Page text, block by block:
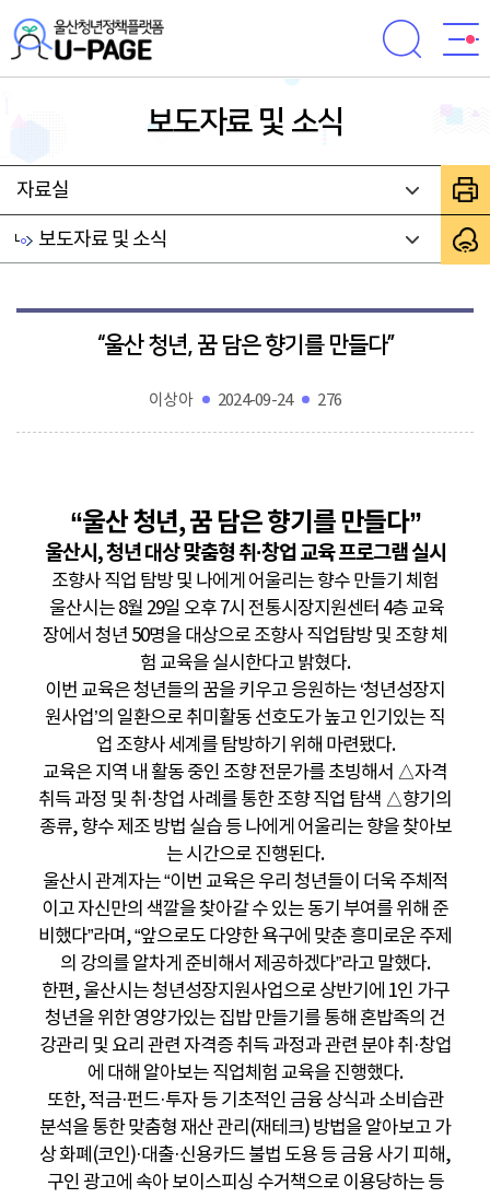
보도자료 및 소식
자료실
보도자료 및 소식
“울산 청년, 꿈 담은 향기를 만들다”
이상아 2024-09-24 276
“울산 청년, 꿈 담은 향기를 만들다”
울산시, 청년 대상 맞춤형 취·창업 교육 프로그램 실시
조향사 직업 탐방 및 나에게 어울리는 향수 만들기 체험
울산시는 8월 29일 오후 7시 전통시장지원센터 4층 교육
장에서 청년 50명을 대상으로 조향사 직업탐방 및 조향 체
험 교육을 실시한다고 밝혔다.
이번 교육은 청년들의 꿈을 키우고 응원하는 ‘청년성장지
원사업’의 일환으로 취미활동 선호도가 높고 인기있는 직
업 조향사 세계를 탐방하기 위해 마련됐다.
교육은 지역 내 활동 중인 조향 전문가를 초빙해서 △자격
취득 과정 및 취·창업 사례를 통한 조향 직업 탐색 △향기의
종류, 향수 제조 방법 실습 등 나에게 어울리는 향을 찾아보
는 시간으로 진행된다.
울산시 관계자는 “이번 교육은 우리 청년들이 더욱 주체적
이고 자신만의 색깔을 찾아갈 수 있는 동기 부여를 위해 준
비했다”라며, “앞으로도 다양한 욕구에 맞춘 흥미로운 주제
의 강의를 알차게 준비해서 제공하겠다”라고 말했다.
한편, 울산시는 청년성장지원사업으로 상반기에 1인 가구
청년을 위한 영양가있는 집밥 만들기를 통해 혼밥족의 건
강관리 및 요리 관련 자격증 취득 과정과 관련 분야 취·창업
에 대해 알아보는 직업체험 교육을 진행했다.
또한, 적금·펀드·투자 등 기초적인 금융 상식과 소비습관
분석을 통한 맞춤형 재산 관리(재테크) 방법을 알아보고 가
상 화폐(코인)·대출·신용카드 불법 도용 등 금융 사기 피해,
구인 광고에 속아 보이스피싱 수거책으로 이용당하는 등